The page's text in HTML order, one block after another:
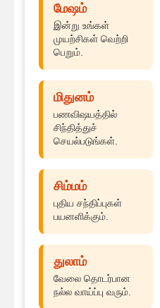
மேஷம்
இன்று உங்கள்
முயற்சிகள் வெற்றி
பெறும்.
மிதுனம்
பணவிஷயத்தில்
சிந்தித்துச்
செயல்படுங்கள்.
சிம்மம்
புதிய சந்திப்புகள்
பயனளிக்கும்.
துலாம்
வேலை தொடர்பான
நல்ல வாய்ப்பு வரும்.